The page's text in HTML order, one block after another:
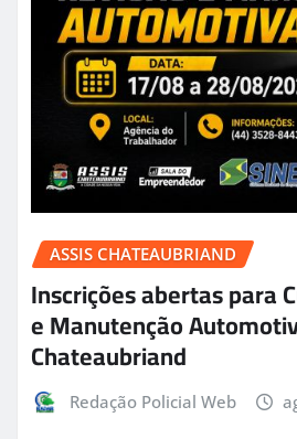
ASSIS CHATEAUBRIAND
Inscrições abertas para
e Manutenção
Chateaubriand
Redação Policial Web